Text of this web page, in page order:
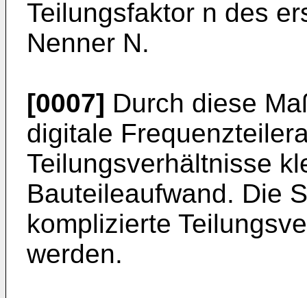
Teilungsfaktor n des
Nenner N.
[0007] Durch diese
digitale
Teilungsverhältnisse
Bauteileaufwand. Die
komplizierte
werden.